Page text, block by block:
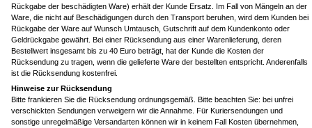
Rückgabe der beschädigten Ware) erhält der Kunde Ersatz. Im Fall von Mängeln an der
Ware, die nicht auf Beschädigungen durch den Transport beruhen, wird dem Kunden bei
Rückgabe der Ware auf Wunsch Umtausch, Gutschrift auf dem Kundenkonto oder
Geldrückgabe gewährt. Bei einer Rücksendung aus einer Warenlieferung, deren
Bestellwert insgesamt bis zu 40 Euro beträgt, hat der Kunde die Kosten der
Rücksendung zu tragen, wenn die gelieferte Ware der bestellten entspricht. Anderenfalls
ist die Rücksendung kostenfrei.
Hinweise zur Rücksendung
Bitte frankieren Sie die Rücksendung ordnungsgemäß. Bitte beachten Sie: bei unfrei
verschickten Sendungen verweigern wir die Annahme. Für Kuriersendungen und
sonstige unregelmäßige Versandarten können wir in keinem Fall Kosten übernehmen,